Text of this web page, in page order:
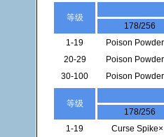
等级
178/256
1-19
Poison
20-29
Poison
30-100
Poison
等级
178/256
1-19
Curse